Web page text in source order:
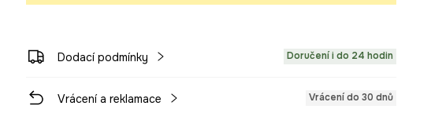
Dodací podmínky Doručení i do 24 hodin
Vrácení a reklamace Vrácení do 30 dnů